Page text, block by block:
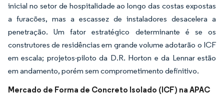
inicial no setor de hospitalidade ao longo das costas expostas
a furacões, mas a escassez de instaladores desacelera a
penetração. Um fator estratégico determinante é se os
construtores de residências em grande volume adotarão o ICF
em escala; projetos-piloto da D.R. Horton e da Lennar estão
em andamento, porém sem comprometimento definitivo.
Mercado de Forma de Concreto Isolado (ICF) na APAC